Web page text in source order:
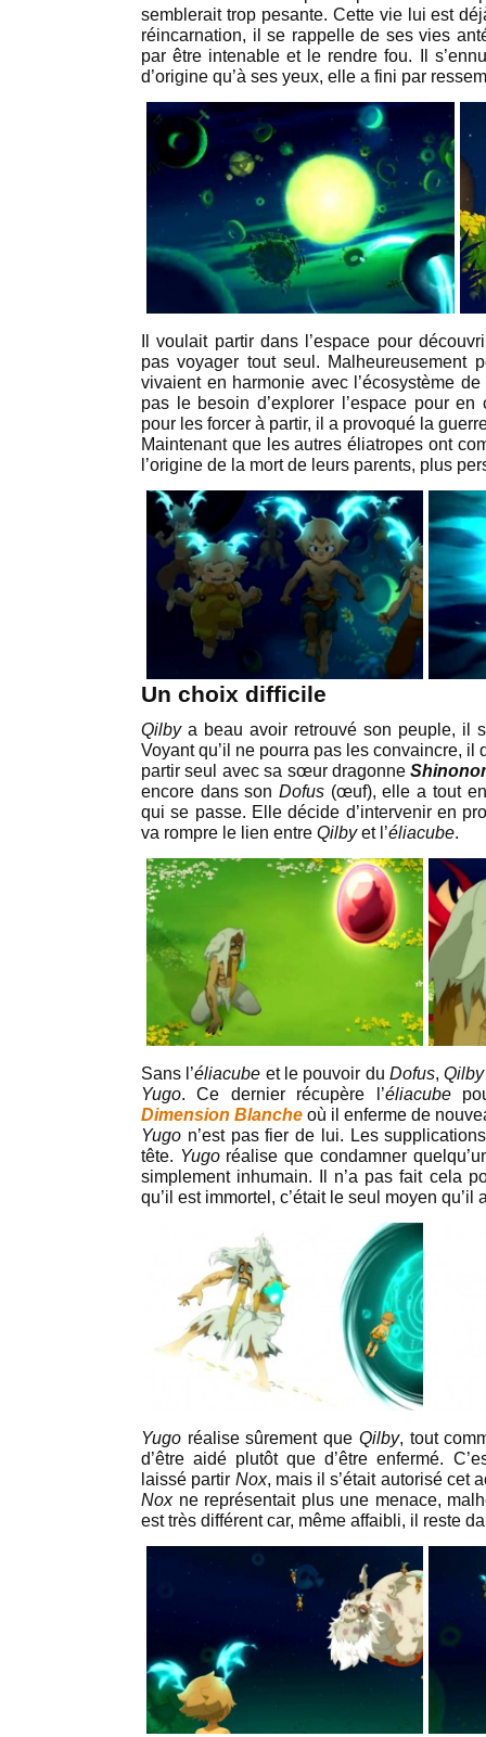
semblerait trop pesante. Cette vie lui est
réincarnation, il se rappelle de ses vies
par être intenable et le rendre fou. Il
d’origine qu’à ses yeux, elle a fini par
Il voulait partir dans l’espace pour
pas voyager tout seul. Malheureusement
vivaient en harmonie avec l’écosystème
pas le besoin d’explorer l’espace pour
pour les forcer à partir, il a provoqué la
Maintenant que les autres éliatropes ont
l’origine de la mort de leurs parents, plus
Un choix difficile
Qilbya beau avoir retrouvé son peuple, il
Voyant qu’il ne pourra pas les convaincre, il
partir seul avec sa sœur dragonne
encore dans sonDofus (œuf), elle a tout
qui se passe. Elle décide d’intervenir en
va rompre le lien entre Qilbyet l’éliacube.
Sans l’éliacube et le pouvoir du Dofus,Qilby
Yugo. Ce dernier récupère l’éliacube
Dimension Blanche où il enferme de
Yugo n’est pas fier de lui. Les
tête. Yugoréalise que condamner
simplement inhumain. Il n’a pas fait cela
qu’il est immortel, c’était le seul moyen qu’il
Yugo réalise sûrement que Qilby, tout
d’être aidé plutôt que d’être enfermé.
laissé partir Nox, mais il s’était autorisé cet
Noxne représentait plus une menace,
est très différent car, même affaibli, il reste